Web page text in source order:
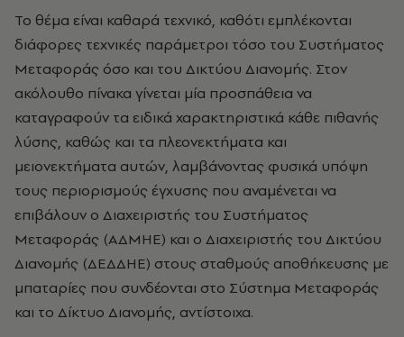
Το θέμα είναι καθαρά τεχνικό, καθότι εμπλέκονται
διάφορες τεχνικές παράμετροι τόσο του Συστήματος
Μεταφοράς όσο και του Δικτύου Διανομής. Στον
ακόλουθο πίνακα γίνεται μία προσπάθεια να
καταγραφούν τα ειδικά χαρακτηριστικά κάθε πιθανής
λύσης, καθώς και τα πλεονεκτήματα και
μειονεκτήματα αυτών, λαμβάνοντας φυσικά υπόψη
τους περιορισμούς έγχυσης που αναμένεται να
επιβάλουν ο Διαχειριστής του Συστήματος
Μεταφοράς (ΑΔΜΗΕ) και ο Διαχειριστής του Δικτύου
Διανομής (ΔΕΔΔΗΕ) στους σταθμούς αποθήκευσης με
μπαταρίες που συνδέονται στο Σύστημα Μεταφοράς
και το Δίκτυο Διανομής, αντίστοιχα.